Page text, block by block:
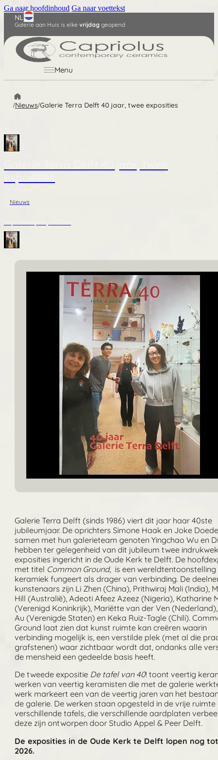
Ga naar hoofdinhoud Ga naar voettekst
Galerie aan Huis is elke vrijdag geopend
NL
Menu
/Nieuws/Galerie Terra Delft 40 jaar, twee exposities
Nieuws
Galerie Terra Delft (sinds 1986) viert dit jaar haar 40ste
jubileumjaar. De oprichters Simone Haak en Joke
samen met hun galerieteam genoten Yingchao Wu en
hebben ter gelegenheid van dit jubileum twee
exposities ingericht in de Oude Kerk te Delft. De
met titel Common Ground, is een wereldtentoonstelling
keramiek fungeert als drager van verbinding. De
kunstenaars zijn Li Zhen (China), Prithwiraj Mali (India),
Hill (Australië), Adeoti Afeez Azeez (Nigeria), Katharine
(Verenigd Koninkrijk), Mariëtte van der Ven
Au (Verenigde Staten) en Keka Ruiz-Tagle (Chili).
Ground laat zien dat kunst ruimte kan creëren waarin
verbinding mogelijk is, een verstilde plek (met al die
grafstenen) waar zichtbaar wordt dat, ondanks alle
de mensheid een gedeelde basis heeft.
De tweede expositie De tafel van 40! toont veertig
werken van veertig keramisten die met de galerie
werk markeert een van de veertig jaren van het
de galerie. De werken staan opgesteld in de vrije ruimte
verschillende tafels, die verschillende aardplaten
deze zijn ontworpen door Studio Appel & Peer Delft.
De exposities in de Oude Kerk te Delft lopen nog
2026.